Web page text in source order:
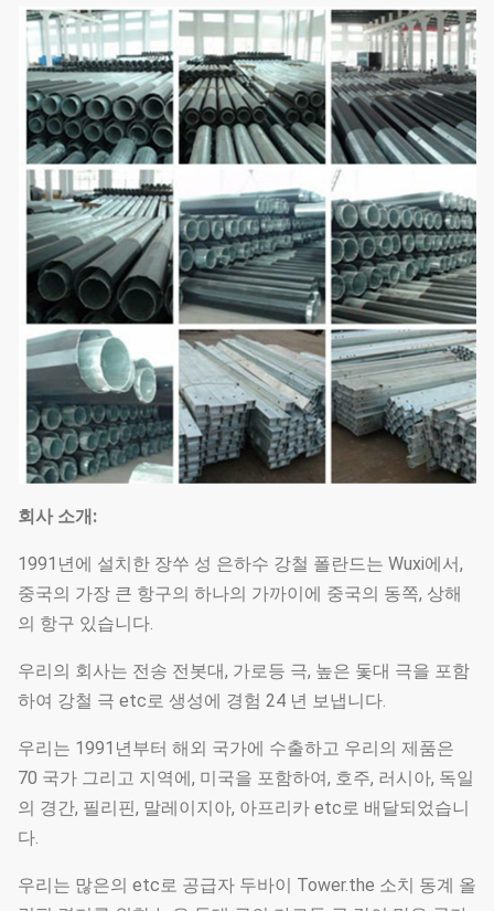
회사 소개:
1991년에 설치한 장쑤 성 은하수 강철 폴란드는 Wuxi에서,
중국의 가장 큰 항구의 하나의 가까이에 중국의 동쪽, 상해
의 항구 있습니다.
우리의 회사는 전송 전봇대, 가로등 극, 높은 돛대 극을 포함
하여 강철 극 etc로 생성에 경험 24 년 보냅니다.
우리는 1991년부터 해외 국가에 수출하고 우리의 제품은
70 국가 그리고 지역에, 미국을 포함하여, 호주, 러시아, 독일
의 경간, 필리핀, 말레이지아, 아프리카 etc로 배달되었습니
다.
우리는 많은의 etc로 공급자 두바이 Tower.the 소치 동계 올